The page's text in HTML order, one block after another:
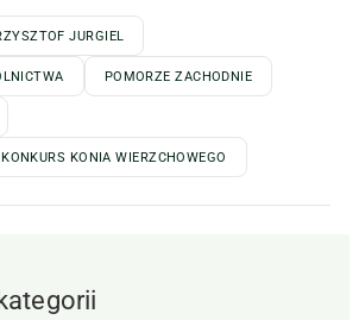
JURGIEL
POMORZE ZACHODNIE
KONIA WIERZCHOWEGO